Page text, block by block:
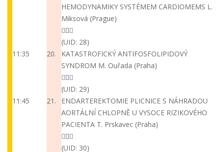
HEMODYNAMIKY SYSTÉMEM CARDIOMEMS L.
Miksová (Prague)
(UID: 28)
11:35
20.
KATASTROFICKÝ ANTIFOSFOLIPIDOVÝ
SYNDROM M. Ouřada (Praha)
(UID: 29)
11:45
21.
ENDARTEREKTOMIE PLICNICE S NÁHRADOU
AORTÁLNÍ CHLOPNĚ U VYSOCE RIZIKOVÉHO
PACIENTA T. Prskavec (Praha)
(UID: 30)